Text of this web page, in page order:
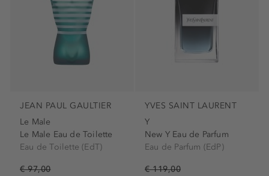
JEAN PAUL GAULTIER
Le Male
Le Male Eau de Toilette
Eau de Toilette (EdT)
€ 97,00
YVES SAINT LAURENT
Y
New Y Eau de Parfum
Eau de Parfum (EdP)
€ 119,00